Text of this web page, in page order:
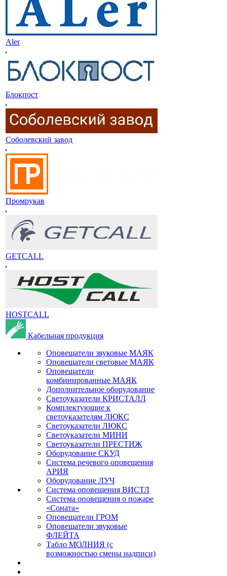
Aler
Блокпост
Соболевский завод
Промрукав
GETCALL
HOSTCALL
Кабельная продукция
Оповещатели звуковые МАЯК
Оповещатели световые МАЯК
Оповещатели
комбинированные МАЯК
Дополнительное оборудование
Светоуказатели КРИСТАЛЛ
Комплектующие к
светоуказателям ЛЮКС
Светоуказатели ЛЮКС
Светоуказатели МИНИ
Светоуказатели ПРЕСТИЖ
Оборудование СКУД
Система речевого оповещения
АРИЯ
Оборудование ЛУЧ
Система оповещения ВИСТЛ
Система оповещения о пожаре
«Соната»
Оповещатели ГРОМ
Оповещатели звуковые
ФЛЕЙТА
Табло МОЛНИЯ (с
возможностью смены надписи)